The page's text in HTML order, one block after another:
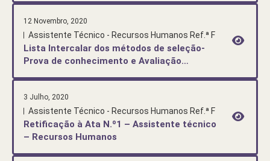
12 Novembro, 2020
Assistente Técnico - Recursos Humanos Ref.ª F
Lista Intercalar dos métodos de seleção-
Prova de conhecimento e Avaliação
3 Julho, 2020
Assistente Técnico - Recursos Humanos Ref.ª F
Retificação à Ata N.º1 – Assistente técnico
– Recursos Humanos